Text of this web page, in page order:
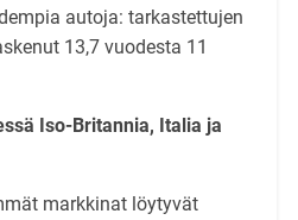
autoja: tarkastettujen
13,7 vuodesta 11
Iso-Britannia, Italia ja
markkinat löytyvät